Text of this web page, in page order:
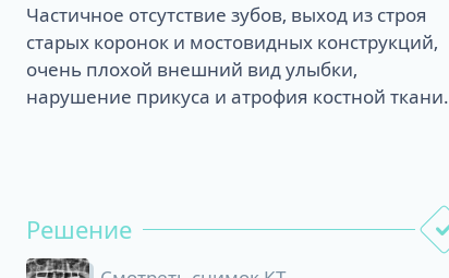
Частичное отсутствие зубов, выход из строя
старых коронок и мостовидных конструкций,
очень плохой внешний вид улыбки,
нарушение прикуса и атрофия костной ткани.
Решение